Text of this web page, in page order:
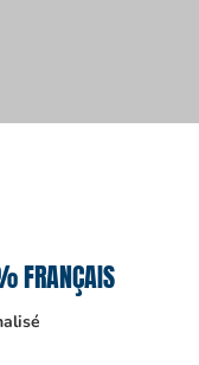
FRANÇAIS